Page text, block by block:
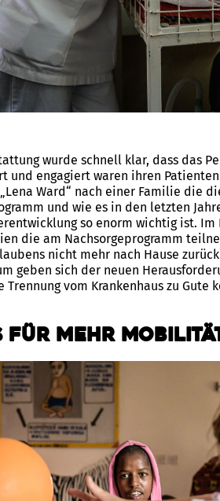
wurde schnell klar, dass das
und engagiert waren ihren
Ward“ nach einer Familie die
und wie es in den letzten
so enorm wichtig ist.
die am Nachsorgeprogramm
nicht mehr nach Hause
geben sich der neuen
vom Krankenhaus zu
für mehr